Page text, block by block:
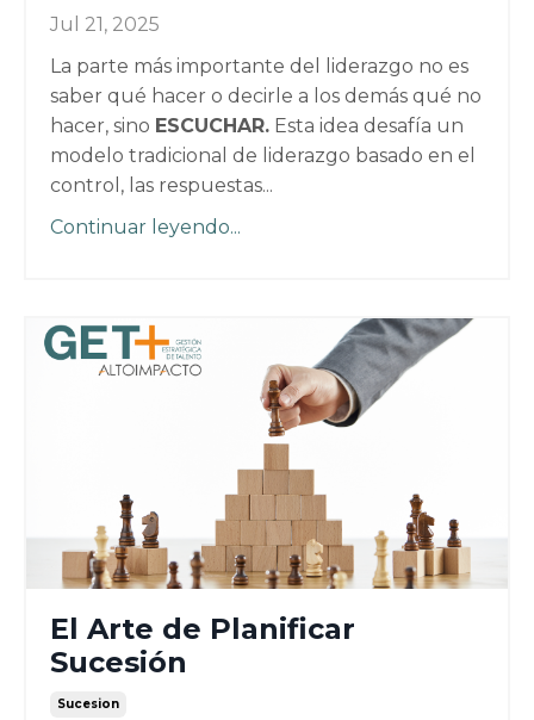
Jul 21, 2025
La parte más importante del liderazgo no es
saber qué hacer o decirle a los demás qué no
hacer, sino ESCUCHAR. Esta idea desafía un
modelo tradicional de liderazgo basado en el
control, las respuestas...
Continuar leyendo...
El Arte de Planificar
Sucesión
Sucesion